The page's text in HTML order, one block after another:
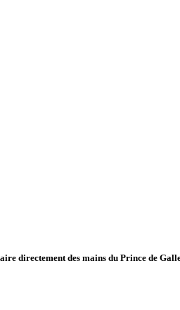
directement des mains du Prince de